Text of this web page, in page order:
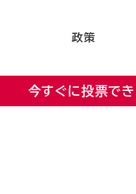
政策
今すぐに投票で